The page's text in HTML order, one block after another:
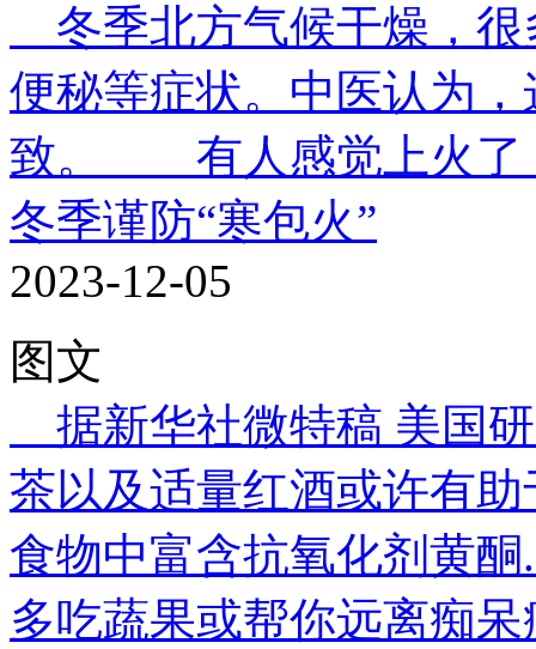
冬季北方气候干燥，很
便秘等症状。中医认为
致。 有人感觉上火了
冬季谨防“寒包火”
2023-12-05
图文
据新华社微特稿 美国
茶以及适量红酒或许有
食物中富含抗氧化剂黄酮
多吃蔬果或帮你远离痴呆